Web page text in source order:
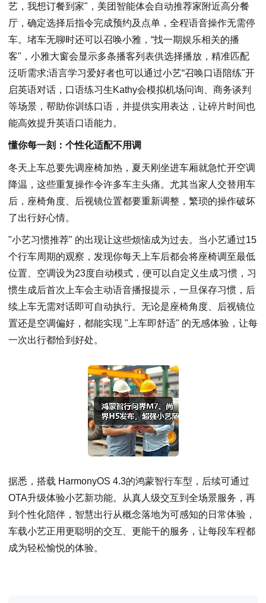
艺，我想订餐到家"，美团智能体会自动推荐家附近高分餐
厅，确定选择后指令完成预约及点单，全程语音操作无需停
车。堵车无聊时还可以召唤小雅，“找一期娱乐相关的播
客"，小雅大窗会显示多条播客列表供选择播放，精准匹配
泛听需求;语言学习爱好者也可以通过小艺“召唤口语陪练"开
启英语对话，口语练习生Kathy会模拟机场问询、商务谈判
等场景，帮助你训练口语，并提供实用表达，让碎片时间也
能高效提升英语口语能力。
懂你每一刻：个性化适配不用调
冬天上车总要先调座椅加热，夏天刚坐进车厢就急忙开空调
降温，这些重复操作令许多车主头痛。尤其当家人交替用车
后，座椅角度、后视镜位置都要重新调整，繁琐的操作破坏
了出行好心情。
"小艺习惯推荐" 的出现让这些烦恼成为过去。当小艺通过15
个行车周期的观察，发现你每天上车后都会将座椅调至最低
位置、空调设为23度自动模式，便可以自定义生成习惯，习
惯生成后首次上车会主动语音播报提示，一旦保存习惯，后
续上车无需对话即可自动执行。无论是座椅角度、后视镜位
置还是空调偏好，都能实现 "上车即舒适" 的无感体验，让每
一次出行都恰到好处。
据悉，搭载 HarmonyOS 4.3的鸿蒙智行车型，后续可通过
OTA升级体验小艺新功能。从真人级交互到全场景服务，再
到个性化陪伴，智慧出行从概念落地为可感知的日常体验，
车载小艺正用更聪明的交互、更能干的服务，让每段车程都
成为轻松愉悦的体验。